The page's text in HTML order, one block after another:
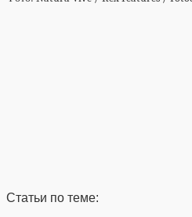
Статьи по теме: